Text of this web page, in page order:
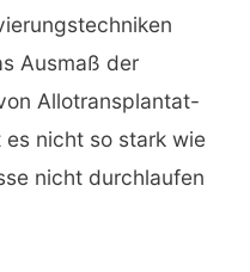
Ausmaß der
Allotransplantat-
nicht so stark wie
nicht durchlaufen